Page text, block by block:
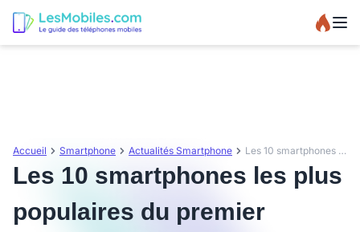
Accueil Smartphone Actualités Smartphone Les 10 smartphones les plus populaires du premier trimestre 2015 selon AnTuTu
Les 10 smartphones les plus
populaires du premier